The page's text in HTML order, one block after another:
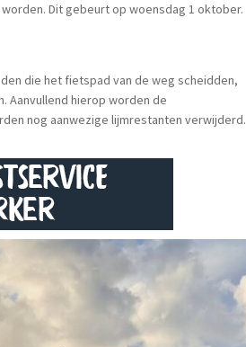
Dit gebeurt op woensdag 1 oktober.
die het fietspad van de weg scheidden,
Aanvullend hierop worden de
nog aanwezige lijmrestanten verwijderd.